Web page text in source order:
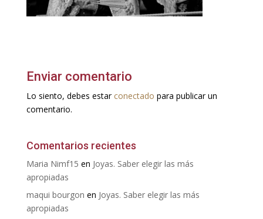
Enviar comentario
Lo siento, debes estar conectado para publicar un
comentario.
Comentarios recientes
Maria Nimf15 en Joyas. Saber elegir las más
apropiadas
maqui bourgon en Joyas. Saber elegir las más
apropiadas